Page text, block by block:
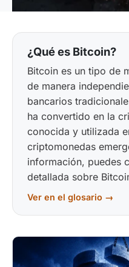
¿Qué es Bitcoin?
Bitcoin es un tipo de
de manera
bancarios
ha convertido en la
conocida y utilizada
criptomonedas
información, puedes
detallada sobre
Ver en el glosario →